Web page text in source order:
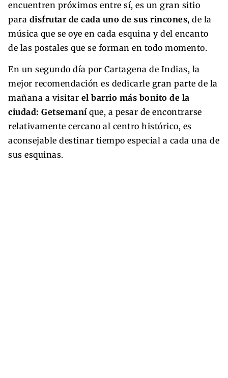
encuentren próximos entre sí, es un gran sitio
para disfrutar de cada uno de sus rincones, de la
música que se oye en cada esquina y del encanto
de las postales que se forman en todo momento.
En un segundo día por Cartagena de Indias, la
mejor recomendación es dedicarle gran parte de la
mañana a visitar el barrio más bonito de la
ciudad: Getsemaní que, a pesar de encontrarse
relativamente cercano al centro histórico, es
aconsejable destinar tiempo especial a cada una de
sus esquinas.